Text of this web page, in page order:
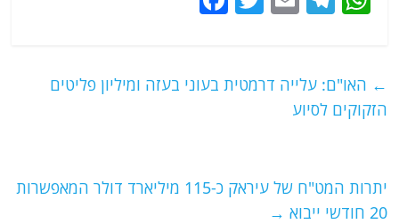
s
A
g
ra
l
er
e
k
← האו"ם: עלייה דרמטית בעוני בעזה ומיליון פליטים
הזקוקים לסיוע
יתרות המט"ח של עיראק כ-115 מיליארד דולר המאפשרות
20 חודשי ייבוא
→